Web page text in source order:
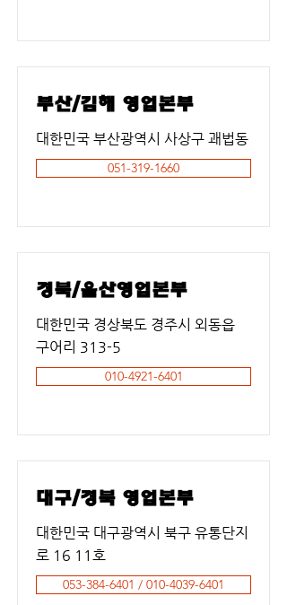
부산/김해 영업본부
대한민국 부산광역시 사상구 괘법동
051-319-1660
경북/울산영업본부
대한민국 경상북도 경주시 외동읍
구어리 313-5
010-4921-6401
대구/경북 영업본부
대한민국 대구광역시 북구 유통단지
로 16 11호
053-384-6401 / 010-4039-6401